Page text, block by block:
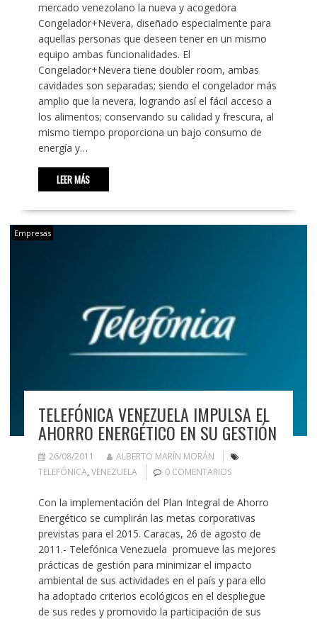
mercado venezolano la nueva y acogedora
Congelador+Nevera, diseñado especialmente para
aquellas personas que deseen tener en un mismo
equipo ambas funcionalidades. El
Congelador+Nevera tiene doubler room, ambas
cavidades son separadas; siendo el congelador más
amplio que la nevera, logrando así el fácil acceso a
los alimentos; conservando su calidad y frescura, al
mismo tiempo proporciona un bajo consumo de
energía y…
LEER MÁS
Empresas
TELEFÓNICA VENEZUELA IMPULSA EL
AHORRO ENERGÉTICO EN SU GESTIÓN
26/08/2011
ALBERTO MARÍN MORÁN
TELEFÓNICA, VENEZUELA 0 COMENTARIOS
Con la implementación del Plan Integral de Ahorro
Energético se cumplirán las metas corporativas
previstas para el 2015. Caracas, 26 de agosto de
2011.- Telefónica Venezuela promueve las mejores
prácticas de gestión para minimizar el impacto
ambiental de sus actividades en el país y para ello
ha adoptado criterios ecológicos en el despliegue
de sus redes y promovido la participación de sus